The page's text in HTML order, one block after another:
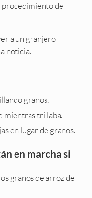
procedimiento de
a un granjero
noticia.
granos.
mientras trillaba.
en lugar de granos.
en marcha si
granos de arroz de